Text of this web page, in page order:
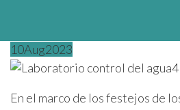
10Aug2023
En el marco de los festejos de